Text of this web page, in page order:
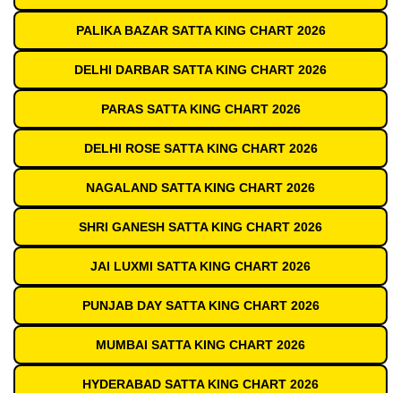
PALIKA BAZAR SATTA KING CHART 2026
DELHI DARBAR SATTA KING CHART 2026
PARAS SATTA KING CHART 2026
DELHI ROSE SATTA KING CHART 2026
NAGALAND SATTA KING CHART 2026
SHRI GANESH SATTA KING CHART 2026
JAI LUXMI SATTA KING CHART 2026
PUNJAB DAY SATTA KING CHART 2026
MUMBAI SATTA KING CHART 2026
HYDERABAD SATTA KING CHART 2026